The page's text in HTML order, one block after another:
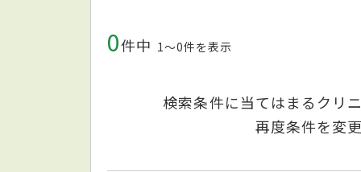
0件中 1〜0件を表示
検索条件に当てはまるクリ
再度条件を変